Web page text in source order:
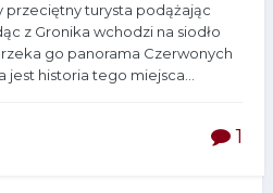
turysta podążając
z Gronika wchodzi na siodło
go panorama Czerwonych
historia tego miejsca...
1